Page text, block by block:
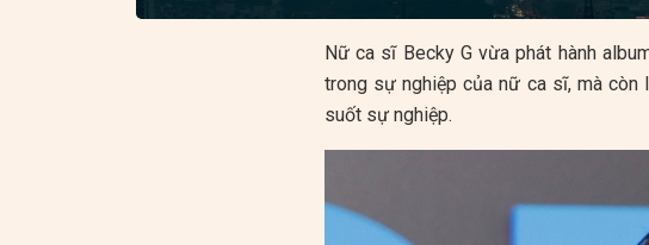
Nữ ca sĩ Becky G vừa phát hành
trong sự nghiệp của nữ ca sĩ, mà
suốt sự nghiệp.